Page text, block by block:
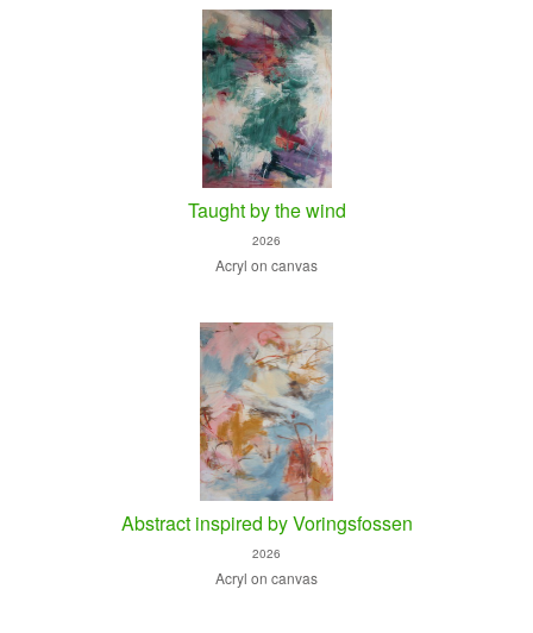
Taught by the wind
2026
Acryl on canvas
Abstract inspired by Voringsfossen
2026
Acryl on canvas